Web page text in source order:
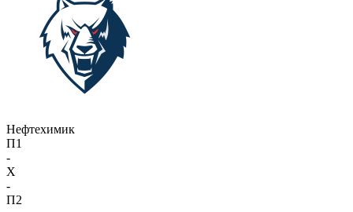
Нефтехимик
П1
-
X
-
П2